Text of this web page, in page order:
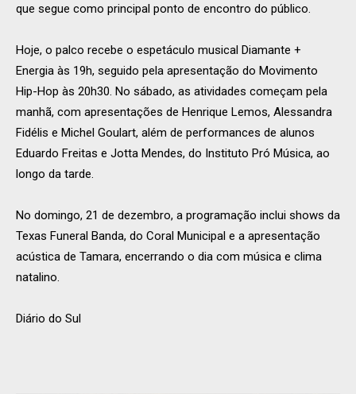
que segue como principal ponto de encontro do público.
Hoje, o palco recebe o espetáculo musical Diamante +
Energia às 19h, seguido pela apresentação do Movimento
Hip-Hop às 20h30. No sábado, as atividades começam pela
manhã, com apresentações de Henrique Lemos, Alessandra
Fidélis e Michel Goulart, além de performances de alunos
Eduardo Freitas e Jotta Mendes, do Instituto Pró Música, ao
longo da tarde.
No domingo, 21 de dezembro, a programação inclui shows da
Texas Funeral Banda, do Coral Municipal e a apresentação
acústica de Tamara, encerrando o dia com música e clima
natalino.
Diário do Sul